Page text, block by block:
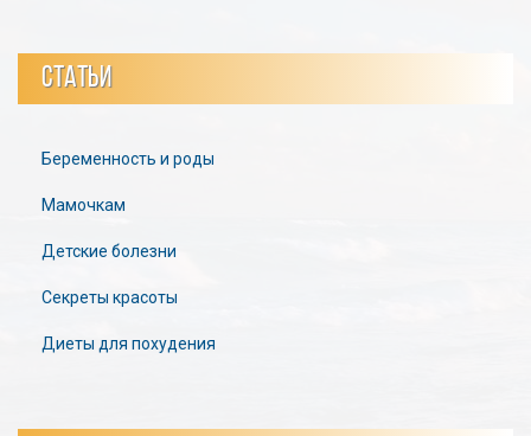
СТАТЬИ
Беременность и роды
Мамочкам
Детские болезни
Секреты красоты
Диеты для похудения